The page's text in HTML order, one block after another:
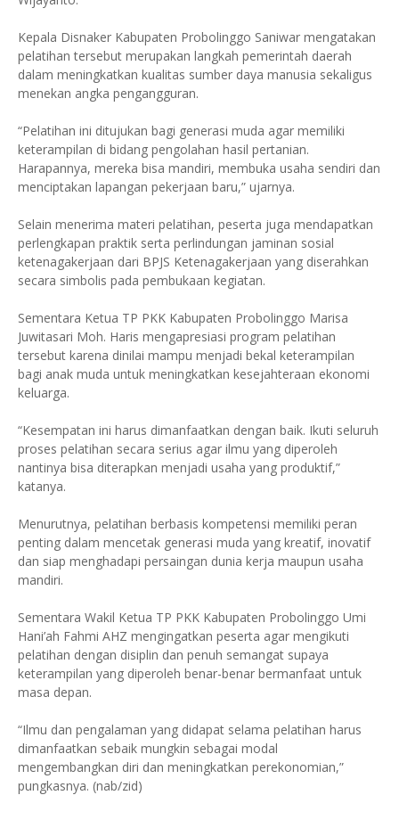
Kepala Disnaker Kabupaten Probolinggo Saniwar mengatakan
pelatihan tersebut merupakan langkah pemerintah daerah
dalam meningkatkan kualitas sumber daya manusia sekaligus
menekan angka pengangguran.
“Pelatihan ini ditujukan bagi generasi muda agar memiliki
keterampilan di bidang pengolahan hasil pertanian.
Harapannya, mereka bisa mandiri, membuka usaha sendiri dan
menciptakan lapangan pekerjaan baru,” ujarnya.
Selain menerima materi pelatihan, peserta juga mendapatkan
perlengkapan praktik serta perlindungan jaminan sosial
ketenagakerjaan dari BPJS Ketenagakerjaan yang diserahkan
secara simbolis pada pembukaan kegiatan.
Sementara Ketua TP PKK Kabupaten Probolinggo Marisa
Juwitasari Moh. Haris mengapresiasi program pelatihan
tersebut karena dinilai mampu menjadi bekal keterampilan
bagi anak muda untuk meningkatkan kesejahteraan ekonomi
keluarga.
“Kesempatan ini harus dimanfaatkan dengan baik. Ikuti seluruh
proses pelatihan secara serius agar ilmu yang diperoleh
nantinya bisa diterapkan menjadi usaha yang produktif,”
katanya.
Menurutnya, pelatihan berbasis kompetensi memiliki peran
penting dalam mencetak generasi muda yang kreatif, inovatif
dan siap menghadapi persaingan dunia kerja maupun usaha
mandiri.
Sementara Wakil Ketua TP PKK Kabupaten Probolinggo Umi
Hani’ah Fahmi AHZ mengingatkan peserta agar mengikuti
pelatihan dengan disiplin dan penuh semangat supaya
keterampilan yang diperoleh benar-benar bermanfaat untuk
masa depan.
“Ilmu dan pengalaman yang didapat selama pelatihan harus
dimanfaatkan sebaik mungkin sebagai modal
mengembangkan diri dan meningkatkan perekonomian,”
pungkasnya. (nab/zid)